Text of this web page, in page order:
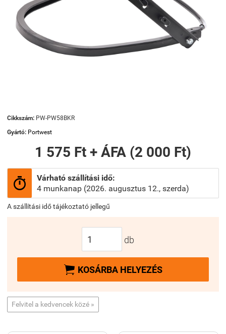
Cikkszám: PW-PW58BKR
Gyártó: Portwest
1 575 Ft + ÁFA (2 000 Ft)

Várható szállítási idő:
4 munkanap (2026. augusztus 12., szerda)
A szállítási idő tájékoztató jellegű
db
 KOSÁRBA HELYEZÉS
Felvitel a kedvencek közé »